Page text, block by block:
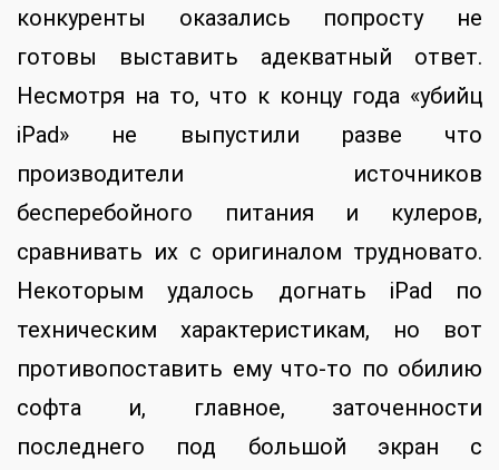
конкуренты оказались попросту не
готовы выставить адекватный ответ.
Несмотря на то, что к концу года «убийц
iPad» не выпустили разве что
производители источников
бесперебойного питания и кулеров,
сравнивать их с оригиналом трудновато.
Некоторым удалось догнать iPad по
техническим характеристикам, но вот
противопоставить ему что-то по обилию
софта и, главное, заточенности
последнего под большой экран с